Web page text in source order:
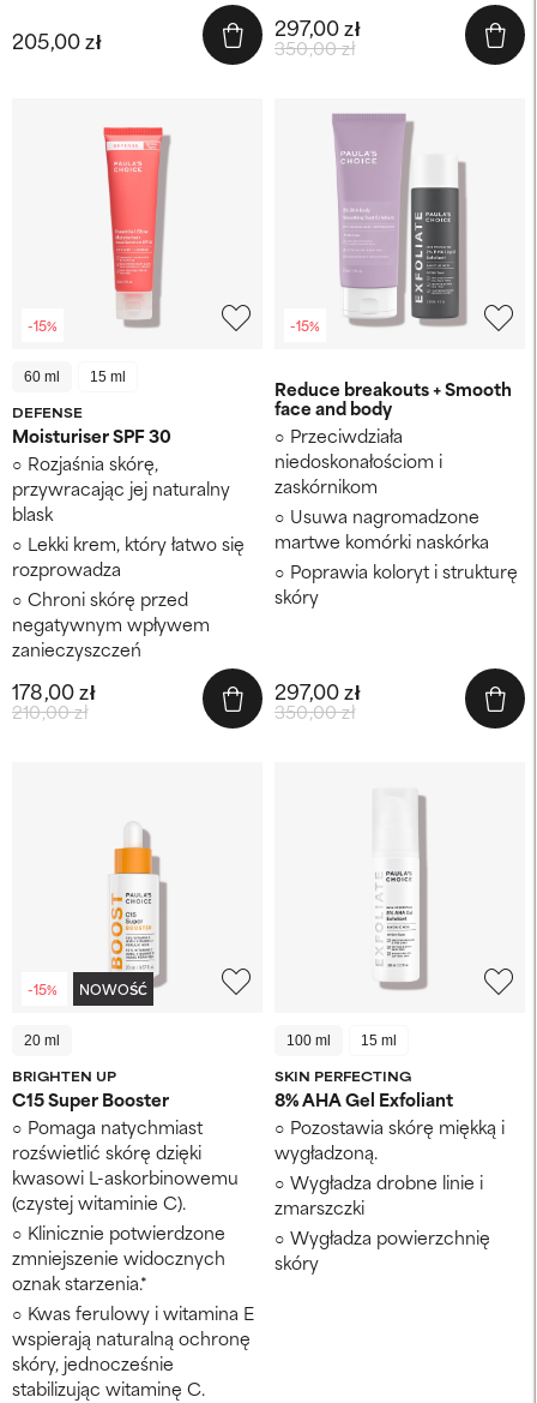
205,00 zł 350,00 zł
297,00 zł
-15%
60 ml 15 ml
DEFENSE
Moisturiser SPF 30
Rozjaśnia skórę,
przywracając jej naturalny
blask
Lekki krem, który łatwo się
rozprowadza
Chroni skórę przed
negatywnym wpływem
zanieczyszczeń
210,00 zł
178,00 zł
-15%
Reduce breakouts + Smooth
face and body
Przeciwdziała
niedoskonałościom i
zaskórnikom
Usuwa nagromadzone
martwe komórki naskórka
Poprawia koloryt i strukturę
skóry
350,00 zł
297,00 zł
-15% NOWOŚĆ
20 ml
BRIGHTEN UP
C15 Super Booster
Pomaga natychmiast
rozświetlić skórę dzięki
kwasowi L-askorbinowemu
(czystej witaminie C).
Klinicznie potwierdzone
zmniejszenie widocznych
oznak starzenia.*
Kwas ferulowy i witamina E
wspierają naturalną ochronę
skóry, jednocześnie
stabilizując witaminę C.
100 ml 15 ml
SKIN PERFECTING
8% AHA Gel Exfoliant
Pozostawia skórę miękką i
wygładzoną.
Wygładza drobne linie i
zmarszczki
Wygładza powierzchnię
skóry